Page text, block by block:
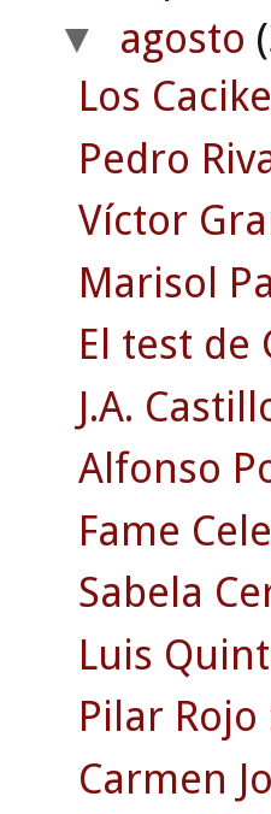
▼ agosto
Los
Pedro
Víctor
Marisol
El test de
J.A.
Alfonso
Fame
Sabela
Luis
Pilar
Carmen